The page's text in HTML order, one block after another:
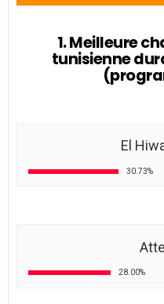
1. Meilleure
tunisienne
El
30.73%
28.00%